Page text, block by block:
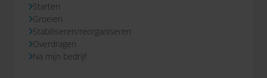
Starten
Groeien
Stabiliseren/reorganiseren
Overdragen
Na mijn bedrijf